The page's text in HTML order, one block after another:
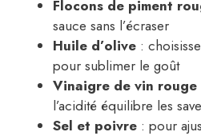
Flocons de piment
sauce sans l’écraser
Huile d’olive :
pour sublimer le goût
Vinaigre de vin
l’acidité équilibre les
Sel et poivre : pour